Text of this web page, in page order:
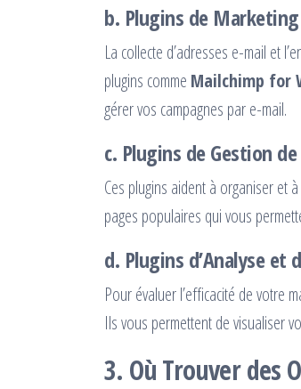
b. Plugins de
La collecte d’adresses e-mail et
plugins comme Mailchimp for
gérer vos campagnes par e-mail.
c. Plugins de Gestion
Ces plugins aident à organiser et
pages populaires qui vous
d. Plugins d’Analyse et
Pour évaluer l’efficacité de votre
Ils vous permettent de visualiser
3. Où Trouver des